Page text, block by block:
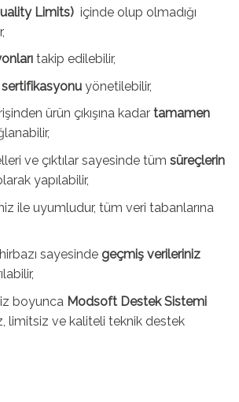
Limits) içinde olup olmadığı
takip edilebilir,
sertifikasyonuyönetilebilir,
ürün çıkışına kadar tamamen
ve çıktılar sayesinde tüm süreçlerin
yapılabilir,
ile uyumludur, tüm veri tabanlarına
sayesinde geçmiş verileriniz
boyunca Modsoft Destek Sistemi
limitsiz ve kaliteli teknik destek